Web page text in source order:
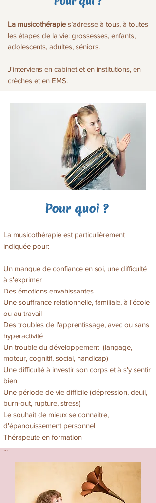
La musicothérapies’adresse à tous, à toutes
les étapes de la vie: grossesses, enfants,
adolescents, adultes, séniors.
J'interviens en cabinet et en institutions, en
crèches et en EMS.
Pour quoi ?
La musicothérapie est particulièrement
indiquée pour: ​
Un manque de confiance en soi, une difficulté
à s'exprimer
Des émotions envahissantes
Une souffrance relationnelle, familiale, à l'école
ou au travail
Des troubles de l'apprentissage, avec ou sans
hyperactivité
Un trouble du développement (langage,
moteur, cognitif, social, handicap)
Une difficulté à investir son corps et à s'y sentir
bien
Une période de vie difficile (dépression, deuil,
burn-out, rupture, stress)
Le souhait de mieux se connaitre,
d'épanouissement personnel
Thérapeute en formation
...